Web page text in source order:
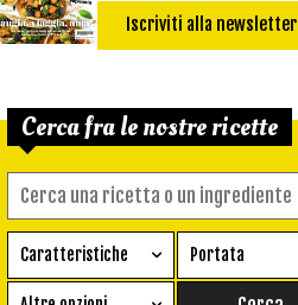
Iscriviti alla newsletter
Cerca fra le nostre ricette
Caratteristiche
Ricetta vegetariana
Portata
Antipasto